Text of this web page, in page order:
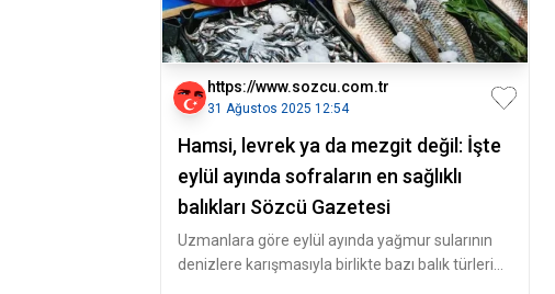
https://www.sozcu.com.tr
31 Ağustos 2025 12:54
Hamsi, levrek ya da mezgit değil: İşte
eylül ayında sofraların en sağlıklı
balıkları Sözcü Gazetesi
Uzmanlara göre eylül ayında yağmur sularının
denizlere karışmasıyla birlikte bazı balık türleri